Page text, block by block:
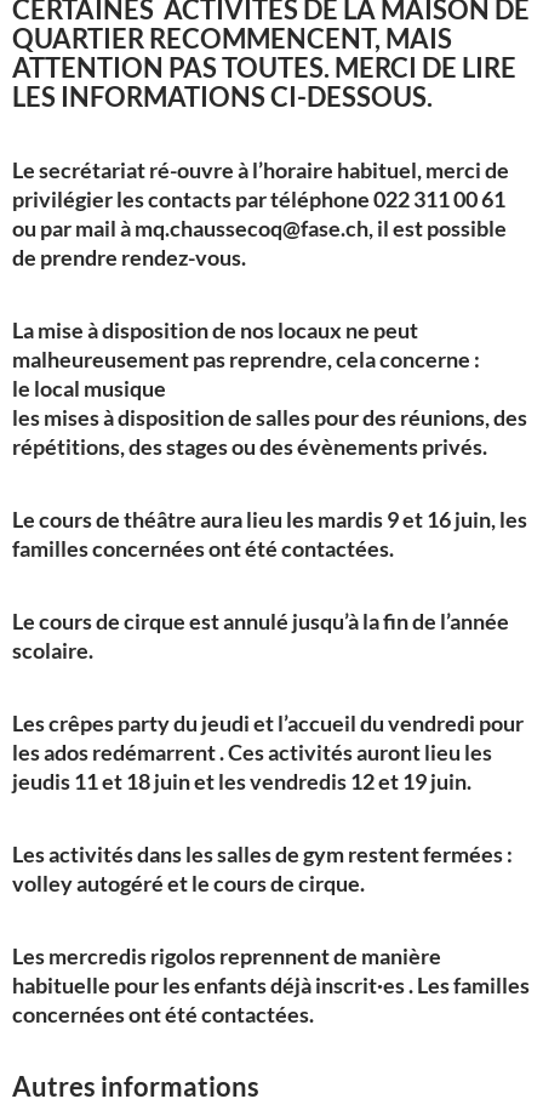
CERTAINES ACTIVITÉS DE LA MAISON DE
QUARTIER RECOMMENCENT, MAIS
ATTENTION PAS TOUTES. MERCI DE LIRE
LES INFORMATIONS CI-DESSOUS.
Le secrétariat ré-ouvre à l’horaire habituel, merci de
privilégier les contacts par téléphone 022 311 00 61
ou par mail àmq.chaussecoq@fase.ch, il est possible
de prendre rendez-vous.
La mise à disposition de nos locaux ne peut
malheureusement pas reprendre, cela concerne :
le local musique
les mises à disposition de salles pour des réunions, des
répétitions, des stages ou des évènements privés.
Le cours de théâtre aura lieu les mardis 9 et 16 juin, les
familles concernées ont été contactées.
Le cours de cirque est annulé jusqu’à la fin de l’année
scolaire.
Les crêpes party du jeudi et l’accueil du vendredi pour
les ados redémarrent . Ces activités auront lieu les
jeudis 11 et 18 juin et les vendredis 12 et 19 juin.
Les activités dans les salles de gym restent fermées :
volley autogéré et le cours de cirque.
Les mercredis rigolos reprennent de manière
habituelle pour les enfants déjà inscrit·es . Les familles
concernées ont été contactées.
Autres informations